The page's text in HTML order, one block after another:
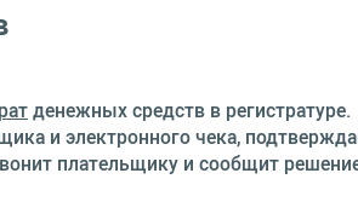
денежных средств в регистратуре.
и электронного чека,
плательщику и сообщит